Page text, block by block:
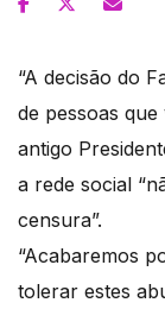
“A decisão do
de pessoas
antigo
a rede social
censura”.
“Acabaremos
tolerar estes